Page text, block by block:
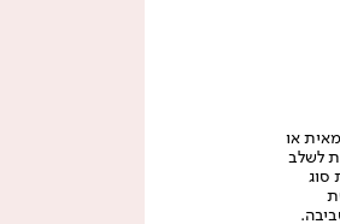
או
4, עם אפשרות לשלב
סוג